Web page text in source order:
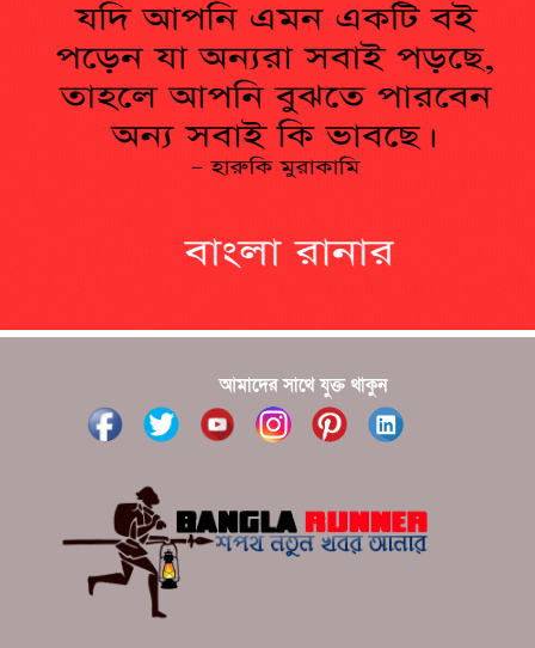
?????????? ?? ?????
??????? ?????????????? ?????? ????????????
?????????? ??????? ?????????????
?????? ????? ?????? ???? ???? ?????
আমাদের সাথে যুক্ত থাকুন